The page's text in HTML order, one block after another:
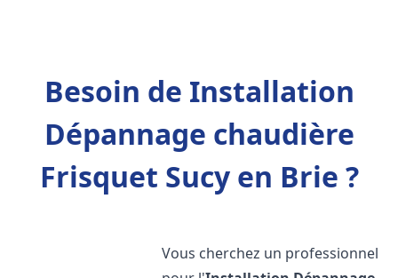
Besoin de Installation
Dépannage chaudière
Frisquet Sucy en Brie ?
Vous cherchez un professionnel